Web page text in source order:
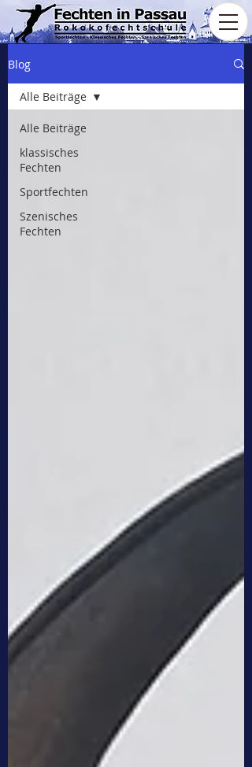
Blog
Alle Beiträge
klassisches
Fechten
Sportfechten
Szenisches
Fechten
Alle Beiträge